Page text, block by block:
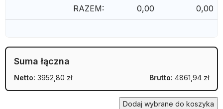
RAZEM: 0,00 0,00
Suma łączna
Netto: 3952,80 zł Brutto: 4861,94 zł
Dodaj wybrane do koszyka